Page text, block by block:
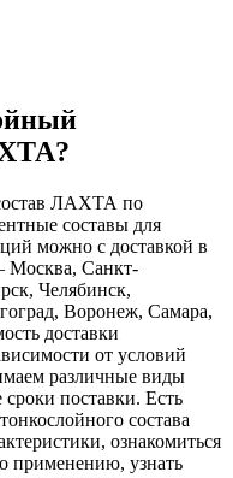
ЛАХТА по
составы для
можно с доставкой в
Москва, Санкт-
Челябинск,
Воронеж, Самара,
доставки
от условий
различные виды
поставки. Есть
состава
ознакомиться
применению, узнать